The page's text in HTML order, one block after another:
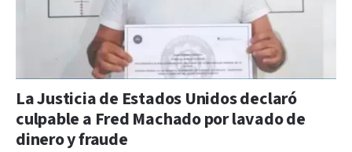
La Justicia de Estados Unidos declaró
culpable a Fred Machado por lavado de
dinero y fraude